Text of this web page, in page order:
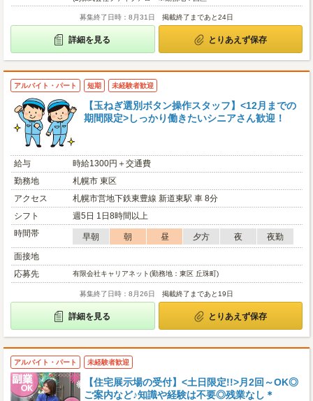
募集終了日時：8月31日 掲載終了まであと24日
詳細を見る とりあえず保存
アルバイト・パート 短期 未経験者歓迎
【玉ねぎ選別ボタン操作スタッフ】<12月までの
期間限定>しっかり働きたいシニアさん歓迎！
給与
時給1300円＋交通費
勤務地
札幌市 東区
アクセス
札幌市営地下鉄東豊線 新道東駅 車 8分
シフト
週5日 1日8時間以上
時間帯
早朝 朝 昼 夕方 夜
夜勤
面接地
応募先
有限会社キャリアネット(勤務地：東区 丘珠町)
募集終了日時：8月26日 掲載終了まであと19日
詳細を見る とりあえず保存
アルバイト・パート 未経験者歓迎
【住宅展示場の受付】<土日限定!!>月2回～OK◎
ご案内など♪知識や経験は不要◎残業なし＊